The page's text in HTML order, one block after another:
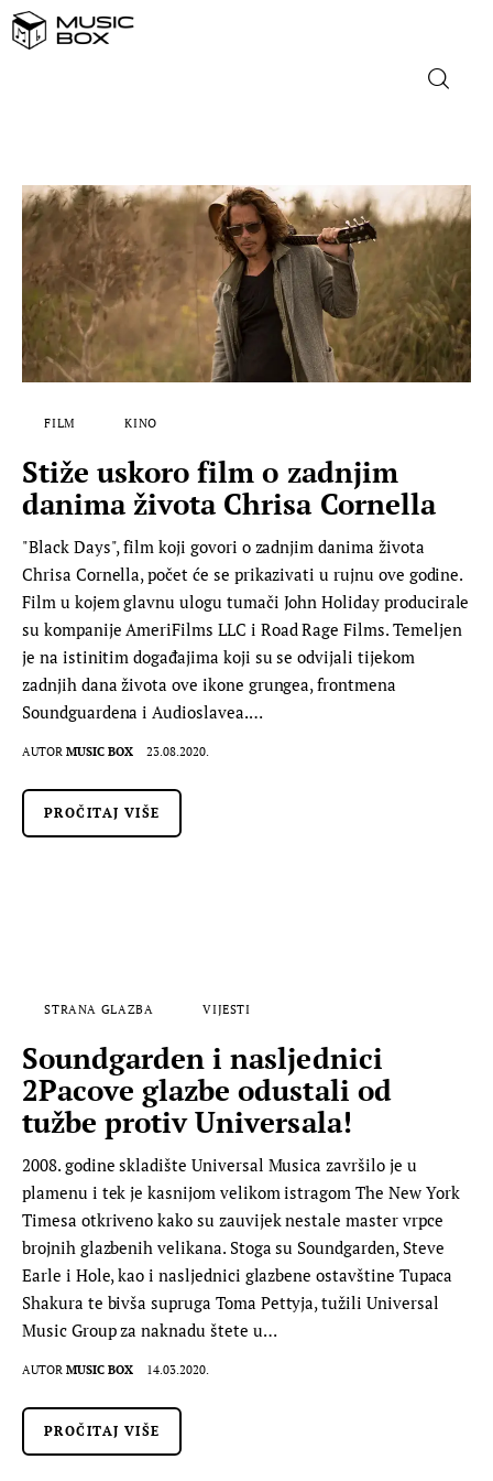
DOMAĆA GLAZBA
STRANA GLAZBA
FILM
MUSIC BOX
FILM KINO
Stiže uskoro film o zadnjim
danima života Chrisa Cornella
"Black Days", film koji govori o zadnjim danima života
Chrisa Cornella, počet će se prikazivati u rujnu ove godine.
Film u kojem glavnu ulogu tumači John Holiday producirale
su kompanije AmeriFilms LLC i Road Rage Films. Temeljen
je na istinitim događajima koji su se odvijali tijekom
zadnjih dana života ove ikone grungea, frontmena
Soundguardena i Audioslavea.…
AUTOR MUSIC BOX 23.08.2020.
PROČITAJ VIŠE
STRANA GLAZBA VIJESTI
Soundgarden i nasljednici
2Pacove glazbe odustali od
tužbe protiv Universala!
2008. godine skladište Universal Musica završilo je u
plamenu i tek je kasnijom velikom istragom The New York
Timesa otkriveno kako su zauvijek nestale master vrpce
brojnih glazbenih velikana. Stoga su Soundgarden, Steve
Earle i Hole, kao i nasljednici glazbene ostavštine Tupaca
Shakura te bivša supruga Toma Pettyja, tužili Universal
Music Group za naknadu štete u…
AUTOR MUSIC BOX 14.03.2020.
PROČITAJ VIŠE